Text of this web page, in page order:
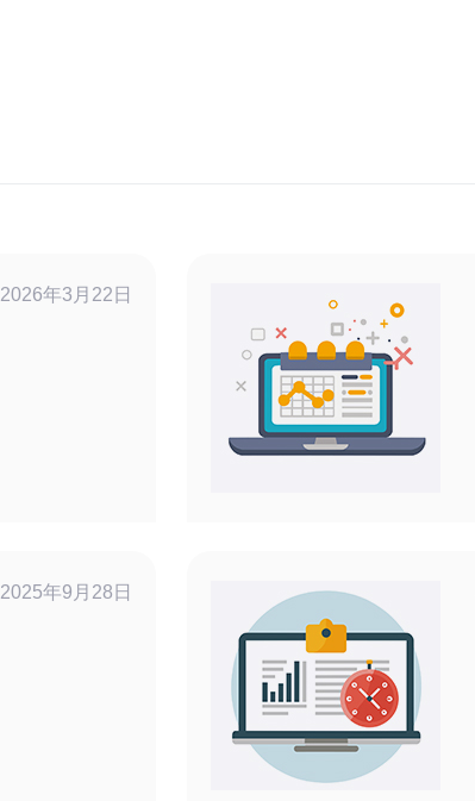
2026年3月22日
2025年9月28日